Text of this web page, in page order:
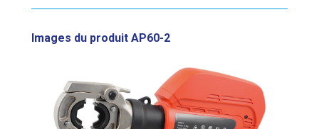
Images du produit AP60-2